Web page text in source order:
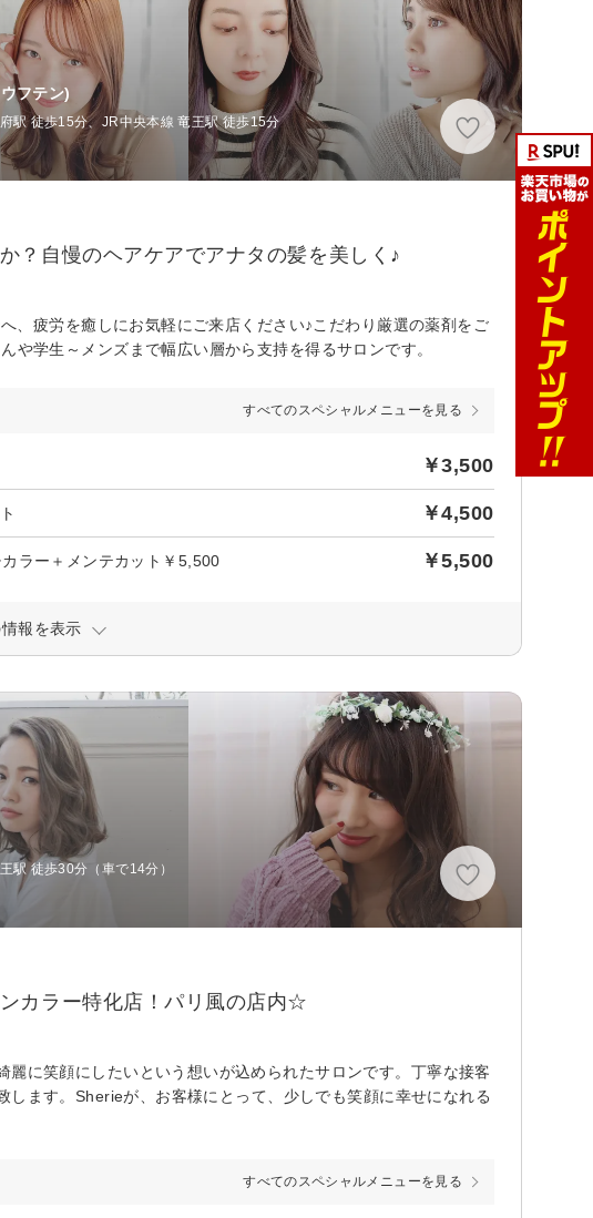
フテン)
駅 徒歩15分、JR中央本線 竜王駅 徒歩15分
？自慢のヘアケアでアナタの髪を美しく♪
、疲労を癒しにお気軽にご来店ください♪こだわり厳選の薬剤をご
や学生～メンズまで幅広い層から支持を得るサロンです。
すべてのスペシャルメニューを見る
￥3,500
￥4,500
ラー＋メンテカット￥5,500 ￥5,500
報を表示
駅 徒歩30分（車で14分）
カラー特化店！パリ風の店内☆
麗に笑顔にしたいという想いが込められたサロンです。丁寧な接客
ます。Sherieが、お客様にとって、少しでも笑顔に幸せになれる
すべてのスペシャルメニューを見る